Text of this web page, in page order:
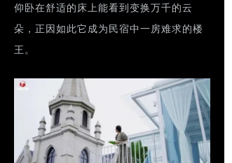
仰卧在舒适的床上能看到变换万千的云
朵，正因如此它成为民宿中一房难求的楼
王。